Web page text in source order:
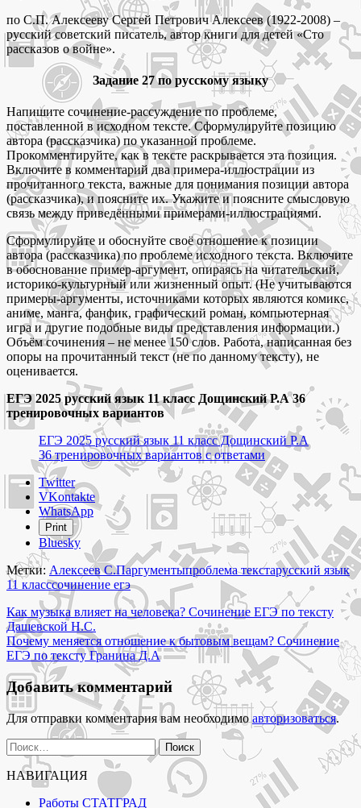
по С.П. Алексееву Сергей Петрович Алексеев (1922-2008) –
русский советский писатель, автор книги для детей «Сто
рассказов о войне».
Задание 27 по русскому языку
Напишите сочинение-рассуждение по проблеме,
поставленной в исходном тексте. Сформулируйте позицию
автора (рассказчика) по указанной проблеме.
Прокомментируйте, как в тексте раскрывается эта позиция.
Включите в комментарий два примера-иллюстрации из
прочитанного текста, важные для понимания позиции автора
(рассказчика), и поясните их. Укажите и поясните смысловую
связь между приведёнными примерами-иллюстрациями.
Сформулируйте и обоснуйте своё отношение к позиции
автора (рассказчика) по проблеме исходного текста. Включите
в обоснование пример-аргумент, опираясь на читательский,
историко-культурный или жизненный опыт. (Не учитываются
примеры-аргументы, источниками которых являются комикс,
аниме, манга, фанфик, графический роман, компьютерная
игра и другие подобные виды представления информации.)
Объём сочинения – не менее 150 слов. Работа, написанная без
опоры на прочитанный текст (не по данному тексту), не
оценивается.
ЕГЭ 2025 русский язык 11 класс Дощинский Р.А 36
тренировочных вариантов
ЕГЭ 2025 русский язык 11 класс Дощинский Р.А
36 тренировочных вариантов с ответами
Share
post
"От
чего
зависит
состояние
солдат
войне?
Сочинение
ЕГЭ
по
тексту
Алексеева
С.П."
Twitter
VKontakte
WhatsApp
Print
Bluesky
Метки: Алексеев С.Паргументыпроблема текстарусский язык
11 класссочинение егэ
Навигация
по
записям
Как музыка влияет на человека? Сочинение ЕГЭ по тексту
Дашевской Н.С.
Почему меняется отношение к бытовым вещам? Сочинение
ЕГЭ по тексту Гранина Д.А
Добавить комментарий
Для отправки комментария вам необходимо авторизоваться.
Найти:
НАВИГАЦИЯ
Работы СТАТГРАД